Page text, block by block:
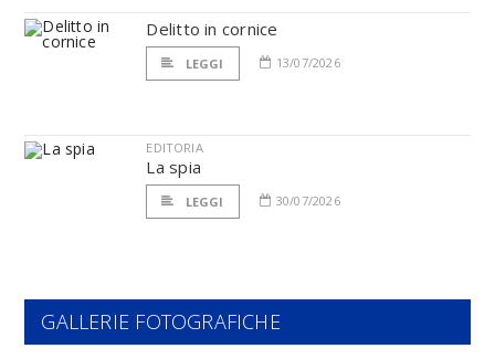
Delitto in cornice
LEGGI 13/07/2026
EDITORIA
La spia
LEGGI 30/07/2026
GALLERIE FOTOGRAFICHE